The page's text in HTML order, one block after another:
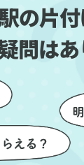
終わった後
願いしなく
掃していた
た。
リサイク
も教えて
けにも役
。また何
の片付
問は